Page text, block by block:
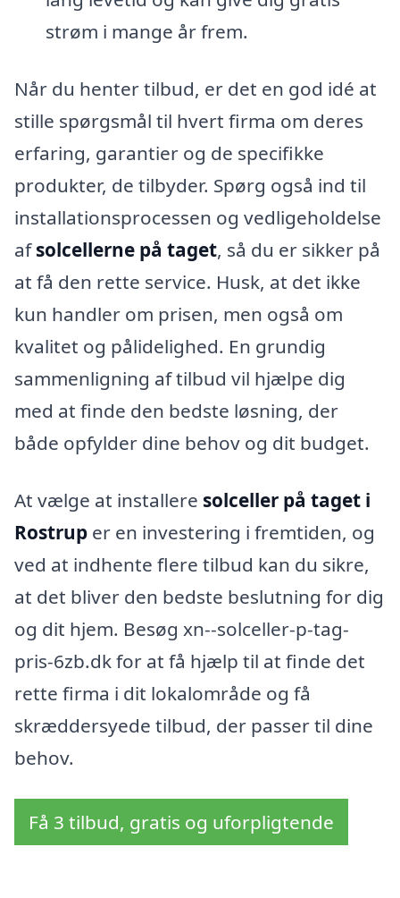
strøm i mange år frem.
Når du henter tilbud, er det en god idé at
stille spørgsmål til hvert firma om deres
erfaring, garantier og de specifikke
produkter, de tilbyder. Spørg også ind til
installationsprocessen og vedligeholdelse
afsolcellerne på taget, så du er sikker på
at få den rette service. Husk, at det ikke
kun handler om prisen, men også om
kvalitet og pålidelighed. En grundig
sammenligning af tilbud vil hjælpe dig
med at finde den bedste løsning, der
både opfylder dine behov og dit budget.
At vælge at installere solceller på taget i
Rostrup er en investering i fremtiden, og
ved at indhente flere tilbud kan du sikre,
at det bliver den bedste beslutning for dig
og dit hjem. Besøg xn--solceller-p-tag-
pris-6zb.dk for at få hjælp til at finde det
rette firma i dit lokalområde og få
skræddersyede tilbud, der passer til dine
behov.
Få 3 tilbud, gratis og uforpligtende